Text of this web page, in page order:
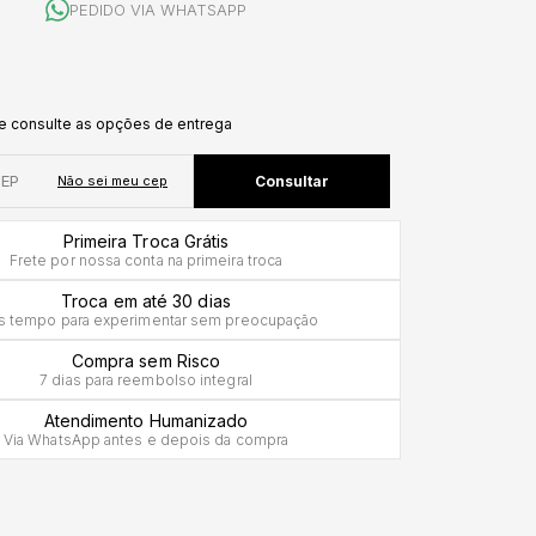
PEDIDO VIA WHATSAPP
Primeira Troca Grátis
Frete por nossa conta na primeira troca
Troca em até 30 dias
tempo para experimentar sem preocupação
Compra sem Risco
7 dias para reembolso integral
Atendimento Humanizado
Via WhatsApp antes e depois da compra